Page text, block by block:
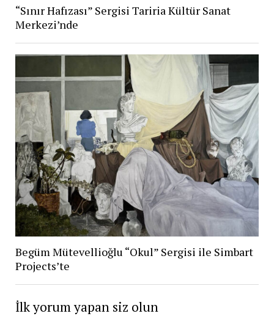
“Sınır Hafızası” Sergisi Tariria Kültür Sanat
Merkezi’nde
Begüm Mütevellioğlu “Okul” Sergisi ile Simbart
Projects’te
İlk yorum yapan siz olun